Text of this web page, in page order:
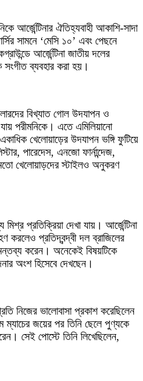
আর্জেন্টিনার ঐতিহ্যবাহী আকাশি-সাদা
সামনে ‘মেসি ১০’ এবং পেছনে
আর্জেন্টিনা জাতীয় দলের
ব্যবহার করা হয়।
বিখ্যাত গোল উদযাপন ও
পরীমনিকে। এতে এমিলিয়ানো
খেলোয়াড়ের উদযাপন ভঙ্গি ফুটিয়ে
পারেদেস, এনজো ফার্নান্দেজ,
খেলোয়াড়দের স্টাইলও অনুকরণ
প্রতিক্রিয়া দেখা যায়। আর্জেন্টিনা
করলেও প্রতিদ্বন্দ্বী দল ব্রাজিলের
করেন। অনেকেই বিষয়টিকে
অংশ হিসেবে দেখছেন।
নিজের ভালোবাসা প্রকাশ করেছিলেন
ম্যাচের জয়ের পর তিনি ছেলে পুণ্যকে
সেই পোস্টে তিনি লিখেছিলেন,